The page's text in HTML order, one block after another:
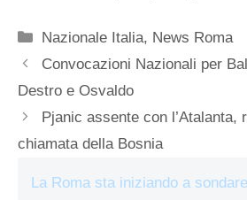
Categorie
Nazionale Italia, News Roma
Convocazioni Nazionali per
Destro e Osvaldo
Pjanic assente con l’Atalanta,
chiamata della Bosnia
La Roma sta iniziando a